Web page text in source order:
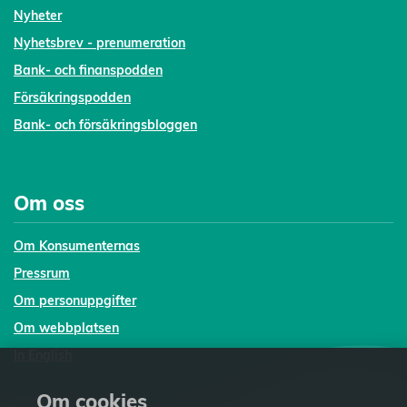
Nyheter
Nyhetsbrev - prenumeration
Bank- och finanspodden
Försäkringspodden
Bank- och försäkringsbloggen
Om oss
Om Konsumenternas
Pressrum
Om personuppgifter
Om webbplatsen
Om cookies